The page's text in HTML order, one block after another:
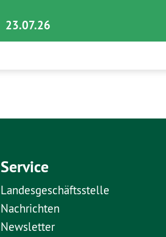
23.07.26
Service
Landesgeschäftsstelle
Nachrichten
Newsletter